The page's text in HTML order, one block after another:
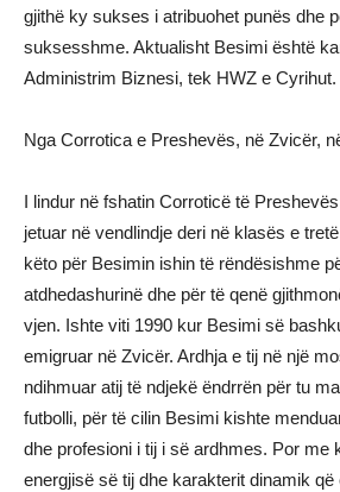
gjithë ky sukses i atribuohet punës dhe
suksesshme. Aktualisht Besimi është
Administrim Biznesi, tek HWZ e Cyrihut.
Nga Corrotica e Preshevës, në Zvicër,
I lindur në fshatin Corroticë të
jetuar në vendlindje deri në klasës e
këto për Besimin ishin të rëndësishme
atdhedashurinë dhe për të qenë
vjen. Ishte viti 1990 kur Besimi së
emigruar në Zvicër. Ardhja e tij në një
ndihmuar atij të ndjekë ëndrrën për tu
futbolli, për të cilin Besimi kishte
dhe profesioni i tij i së ardhmes. Por me
energjisë së tij dhe karakterit dinamik